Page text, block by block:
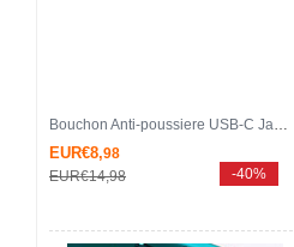
Bouchon Anti-poussiere USB-C Jack Type-C Universel H17 pour Apple iPhone 15 Pro Max Or
EUR€8,98
EUR€14,98 -40%